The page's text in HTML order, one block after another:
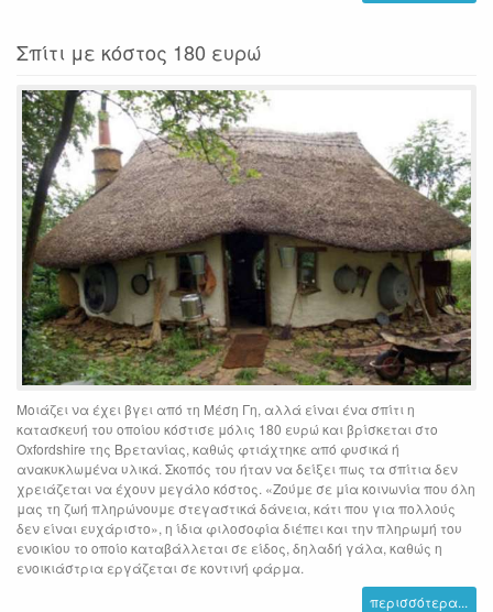
Σπίτι με κόστος 180 ευρώ
Μοιάζει να έχει βγει από τη Μέση Γη, αλλά είναι ένα σπίτι η
κατασκευή του οποίου κόστισε μόλις 180 ευρώ και βρίσκεται στο
Oxfordshire της Βρετανίας, καθώς φτιάχτηκε από φυσικά ή
ανακυκλωμένα υλικά. Σκοπός του ήταν να δείξει πως τα σπίτια δεν
χρειάζεται να έχουν μεγάλο κόστος. «Ζούμε σε μία κοινωνία που όλη
μας τη ζωή πληρώνουμε στεγαστικά δάνεια, κάτι που για πολλούς
δεν είναι ευχάριστο», η ίδια φιλοσοφία διέπει και την πληρωμή του
ενοικίου το οποίο καταβάλλεται σε είδος, δηλαδή γάλα, καθώς η
ενοικιάστρια εργάζεται σε κοντινή φάρμα.
περισσότερα...